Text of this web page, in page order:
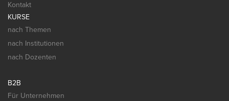
Kontakt
KURSE
nach Themen
nach Institutionen
nach Dozenten
B2B
Für Unternehmen